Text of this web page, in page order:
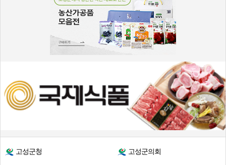
고성군청 고성군의회